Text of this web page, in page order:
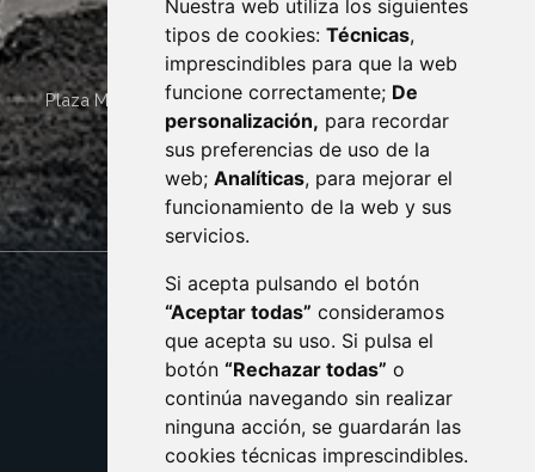
Nuestra web utiliza los siguientes
tipos de cookies: Técnicas,
imprescindibles para que la web
funcione correctamente; De
personalización, para recordar
sus preferencias de uso de la
web; Analíticas, para mejorar el
funcionamiento de la web y sus
servicios.
Si acepta pulsando el botón
“Aceptar todas” consideramos
que acepta su uso. Si pulsa el
botón “Rechazar todas” o
continúa navegando sin realizar
ninguna acción, se guardarán las
cookies técnicas imprescindibles.
Plaza Mayor 4 22400 MONZÓN - ARAGÓN (ESPAÑA)
· (34) 974 400 700 ·
sac@monzon.es
monzon.es
CONTACTO
AVISO LEGAL
PROTECCIÓN DE DATOS
POLÍTICA DE COOKIES
ACCESIBILIDAD
ENLACE EXTERNO AL